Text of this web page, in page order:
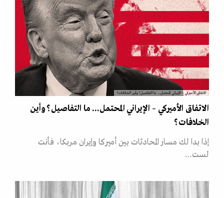
الاتفاق الأميركي – الإيراني المحتمل... ما التفاصيل؟ وأين الخلافات؟
الاتفاق الأميركي – الإيراني المحتمل... ما التفاصيل؟ وأين
الخلافات؟
إذا بدا لك مسار المحادثات بين أميركا وإيران مربكا، فأنت
لست…